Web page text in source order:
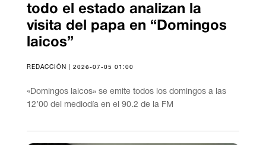
todo el estado analizan la
visita del papa en “Domingos
laicos”
REDACCIÓN | 2026-07-05 01:00
«Domingos laicos» se emite todos los domingos a las
12’00 del mediodía en el 90.2 de la FM